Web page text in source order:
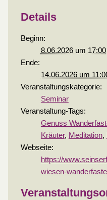
Details
Beginn:
8.06.2026 um 17:00
Ende:
14.06.2026 um
Veranstaltungskategorie:
Seminar
Veranstaltung-Tags:
Genuss
Kräuter, Meditation,
Webseite:
https://
wiesen-